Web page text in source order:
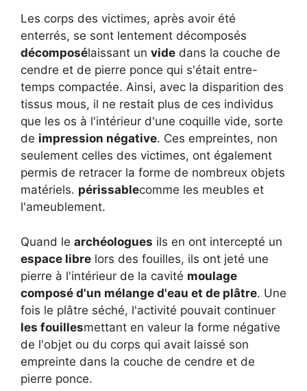
Les corps des victimes, après avoir été
enterrés, se sont lentement décomposés
décomposélaissant un vide dans la couche de
cendre et de pierre ponce qui s'était entre-
temps compactée. Ainsi, avec la disparition des
tissus mous, il ne restait plus de ces individus
que les os à l'intérieur d'une coquille vide, sorte
de impression négative. Ces empreintes, non
seulement celles des victimes, ont également
permis de retracer la forme de nombreux objets
matériels. périssablecomme les meubles et
l'ameublement.
Quand le archéologues ils en ont intercepté un
espace libre lors des fouilles, ils ont jeté une
pierre à l'intérieur de la cavité moulage
composé d'un mélange d'eau et de plâtre. Une
fois le plâtre séché, l'activité pouvait continuer
les fouillesmettant en valeur la forme négative
de l'objet ou du corps qui avait laissé son
empreinte dans la couche de cendre et de
pierre ponce.